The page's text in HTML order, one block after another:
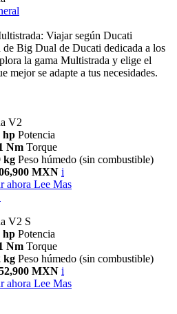
Viajar según Ducati
Big Dual de Ducati dedicada a los
la gama Multistrada y elige el
mejor se adapte a tus necesidades.
V2
hp Potencia
Nm Torque
kg Peso húmedo (sin combustible)
MXN i
ahora Lee Mas
V2 S
hp Potencia
Nm Torque
kg Peso húmedo (sin combustible)
MXN i
ahora Lee Mas